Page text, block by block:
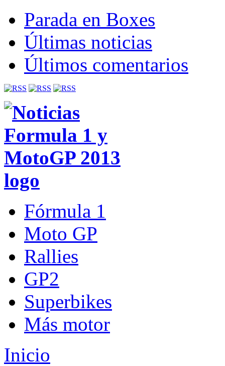
Parada en Boxes
Últimas noticias
Últimos comentarios
Fórmula 1
Moto GP
Rallies
GP2
Superbikes
Más motor
Inicio